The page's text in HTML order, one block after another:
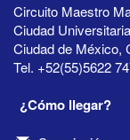
Circuito Maestro
Ciudad
Ciudad de México,
Tel. +52(55)5622
¿Cómo llegar?